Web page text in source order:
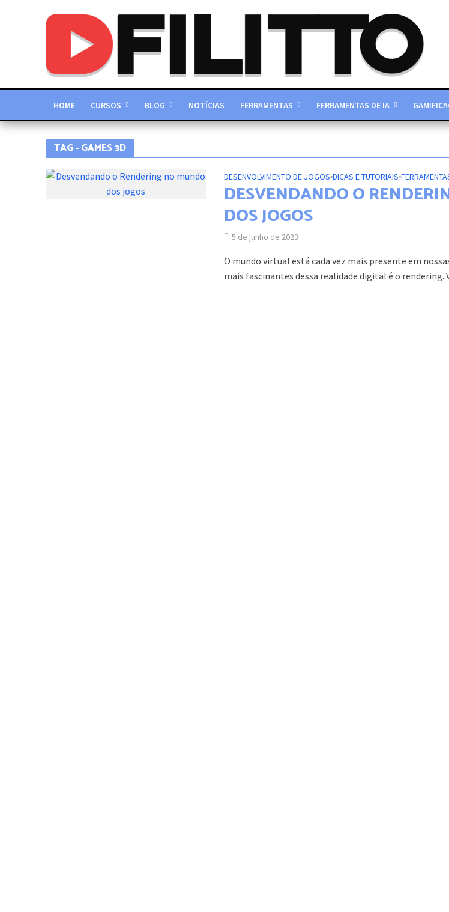
HOME CURSOS BLOG NOTÍCIAS FERRAMENTAS FERRAMENTAS DE IA
TAG - GAMES 3D
DESENVOLVIMENTO DE JOGOS•DICAS E TUTORIAIS•
DESVENDANDO O
DOS JOGOS
5 de junho de 2023
O mundo virtual está cada vez mais presente em
mais fascinantes dessa realidade digital é o rendering.